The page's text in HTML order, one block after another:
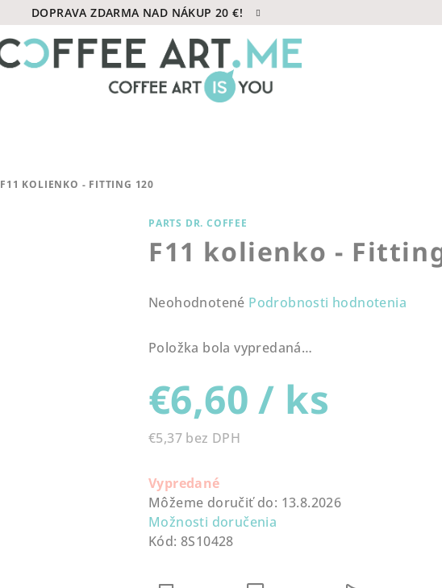
DOPRAVA ZDARMA NAD NÁKUP 20 €!
F11 KOLIENKO - FITTING 120
PARTS DR. COFFEE
F11 kolienko -
Priemerné
produktu
z
hviezdičiek.
Neohodnotené Podrobnosti hodnotenia
Položka bola vypredaná…
€6,60/ ks
€5,37 bez DPH
cena:
Vypredané
Môžeme doručiť do: 13.8.2026
Možnosti doručenia
Kód: 8S10428